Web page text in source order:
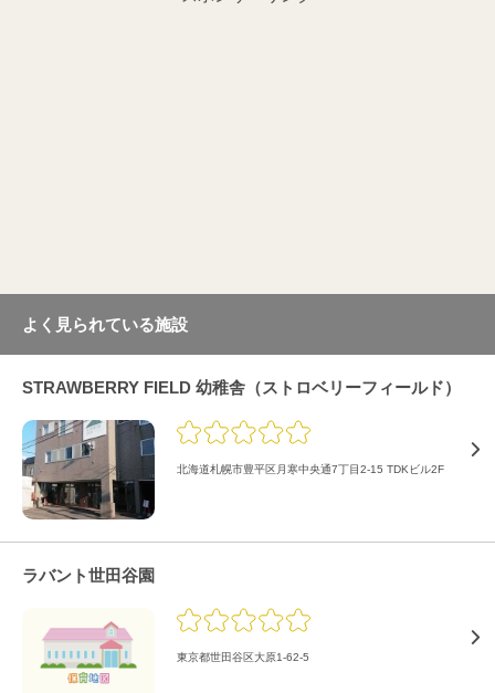
よく見られている施設
STRAWBERRY FIELD 幼稚舎（ストロベリーフィールド）
北海道札幌市豊平区月寒中央通7丁目2-15 TDKビル2F
ラバント世田谷園
東京都世田谷区大原1-62-5